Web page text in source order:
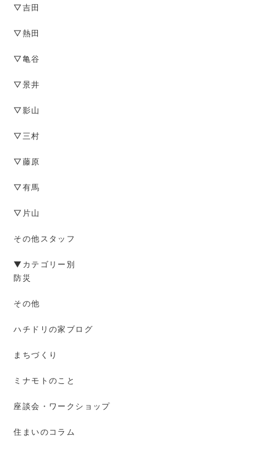
▽吉田
▽熱田
▽亀谷
▽景井
▽影山
▽三村
▽藤原
▽有馬
▽片山
その他スタッフ
▼カテゴリー別
防災
その他
ハチドリの家ブログ
まちづくり
ミナモトのこと
座談会・ワークショップ
住まいのコラム